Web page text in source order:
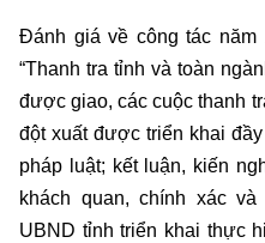
Đánh giá về công tác năm
“Thanh tra tỉnh và toàn
được giao, các cuộc thanh
đột xuất được triển khai
pháp luật; kết luận, kiến
khách quan, chính xác
UBND tỉnh triển khai thực